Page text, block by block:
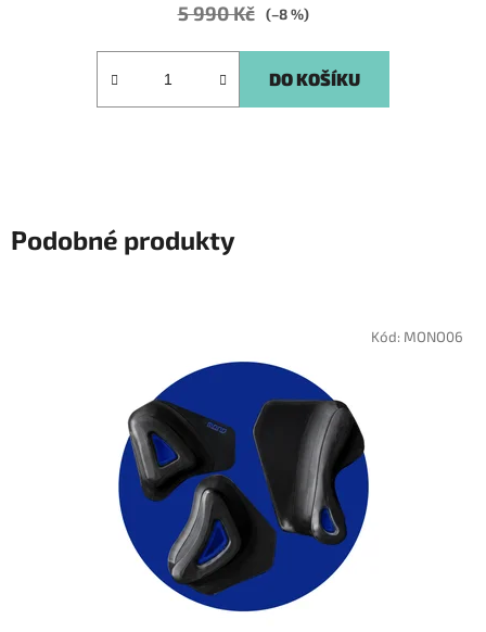
5 990 Kč (–8 %)
DO KOŠÍKU
Podobné produkty
Kód: MONO06